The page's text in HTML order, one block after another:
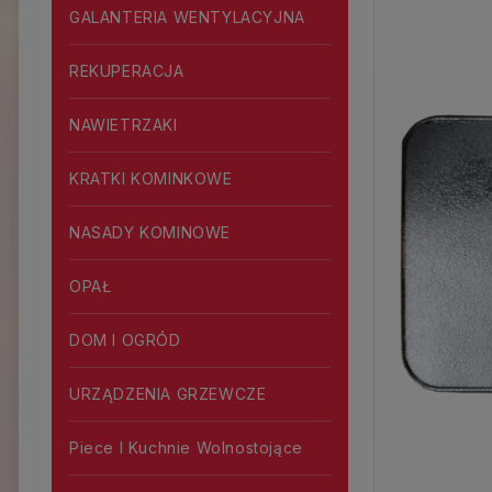
GALANTERIA WENTYLACYJNA
REKUPERACJA
NAWIETRZAKI
KRATKI KOMINKOWE
NASADY KOMINOWE
OPAŁ
DOM I OGRÓD
URZĄDZENIA GRZEWCZE
Piece I Kuchnie Wolnostojące